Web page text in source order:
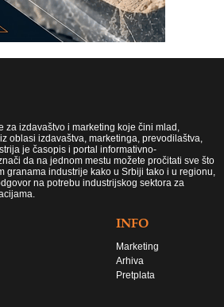
za izdavaštvo i marketing koje čini mlad,
oblasi izdavaštva, marketinga, prevodilaštva,
je časopis i portal informativno-
da na jednom mestu možete pročitati sve što
granama industrije kako u Srbiji tako i u regionu,
na potrebu industrijskog sektora za
INFO
Marketing
Arhiva
Pretplata